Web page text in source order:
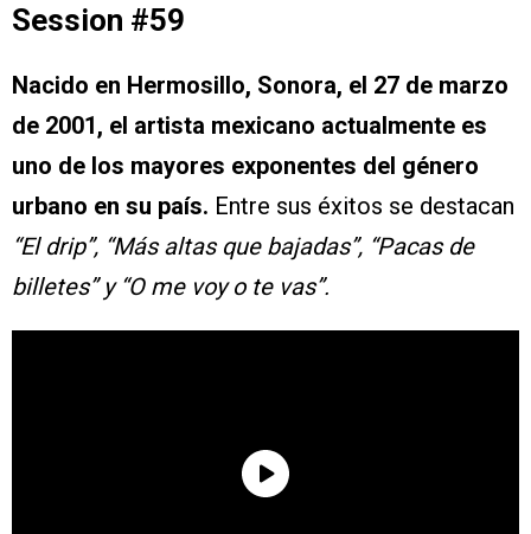
Session #59
Nacido en Hermosillo, Sonora, el 27 de marzo
de 2001, el artista mexicano actualmente es
uno de los mayores exponentes del género
urbano en su país. Entre sus éxitos se destacan
“El drip”, “Más altas que bajadas”, “Pacas de
billetes” y “O me voy o te vas”.